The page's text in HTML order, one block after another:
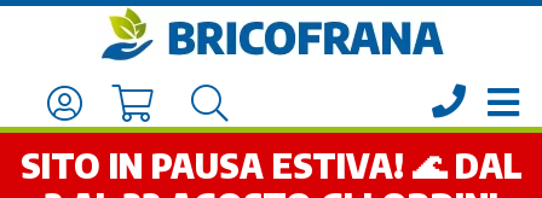
SITO IN PAUSA ESTIVA! 🌊 DAL